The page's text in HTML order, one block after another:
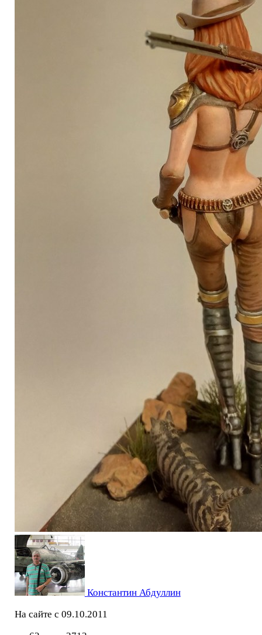
Константин Абдуллин
На сайте с 09.10.2011